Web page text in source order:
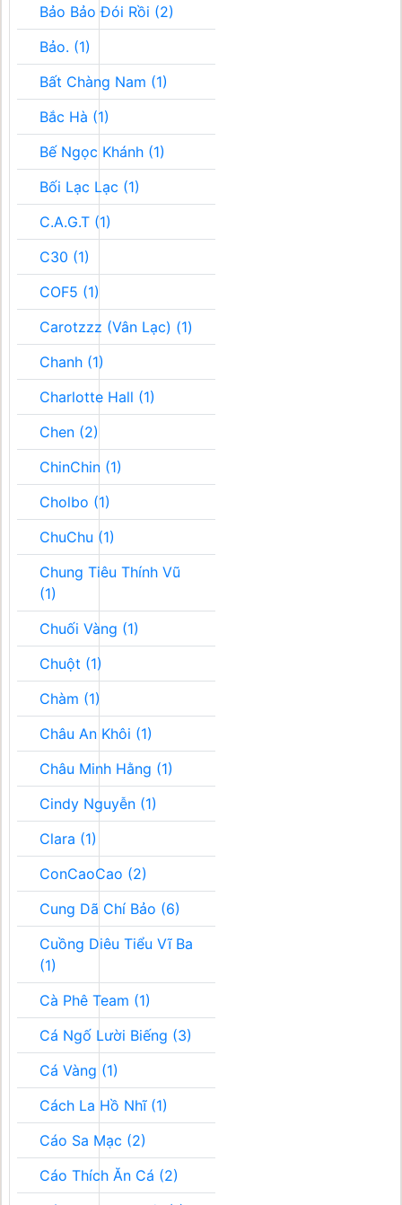
Bảo Bảo Đói Rồi (2)
Bảo. (1)
Bất Chàng Nam (1)
Bắc Hà (1)
Bế Ngọc Khánh (1)
Bối Lạc Lạc (1)
C.A.G.T (1)
C30 (1)
COF5 (1)
Carotzzz (Vân Lạc) (1)
Chanh (1)
Charlotte Hall (1)
Chen (2)
ChinChin (1)
Cholbo (1)
ChuChu (1)
Chung Tiêu Thính Vũ
(1)
Chuối Vàng (1)
Chuột (1)
Chàm (1)
Châu An Khôi (1)
Châu Minh Hằng (1)
Cindy Nguyễn (1)
Clara (1)
ConCaoCao (2)
Cung Dã Chí Bảo (6)
Cuồng Diêu Tiểu Vĩ Ba
(1)
Cà Phê Team (1)
Cá Ngố Lười Biếng (3)
Cá Vàng (1)
Cách La Hồ Nhĩ (1)
Cáo Sa Mạc (2)
Cáo Thích Ăn Cá (2)